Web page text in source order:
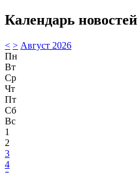
Календарь новостей
< > Август 2026
Пн
Вт
Ср
Чт
Пт
Сб
Вс
1
2
3
4